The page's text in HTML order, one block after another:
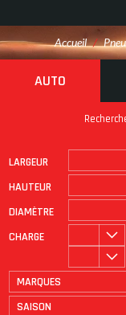
Accueil /
AUTO
LARGEUR
HAUTEUR
DIAMÈTRE
CHARGE
MARQUES
SAISON